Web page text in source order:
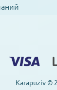
Karapuziv ©